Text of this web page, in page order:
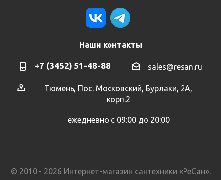
Наши контакты
+7 (3452) 51-48-88 sales@resan.ru
Тюмень, Пос. Московский, Бурлаки, 2А,
корп.2
ежедневно с 09:00 до 20:00
© 2010 - 2026 Интернет-магазин сантехники «РеСан».